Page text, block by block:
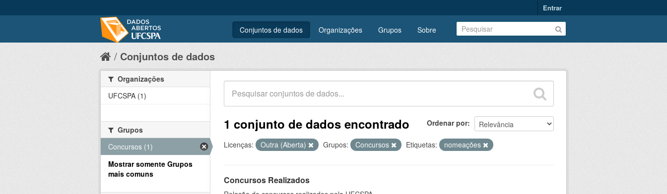
Entrar
Conjuntos de dados Organizações Grupos Sobre
Conjuntos de dados
Ordenar por
1 conjunto de dados encontrado
Licenças: Outra (Aberta) Grupos: Concursos Etiquetas: nomeações
Concursos Realizados
Organizações
UFCSPA (1)
Grupos
Concursos (1)
Mostrar somente Grupos
mais comuns